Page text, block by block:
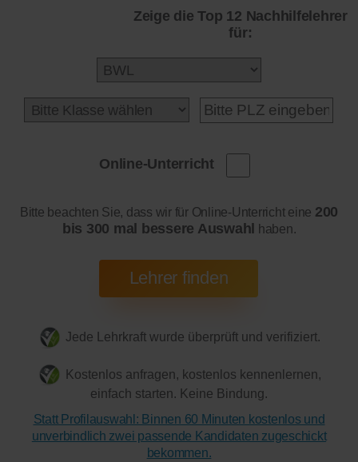
Zeige die Top 12 Nachhilfelehrer
für:
Online-Unterricht
Bitte beachten Sie, dass wir für Online-Unterricht eine 200
bis 300 mal bessere Auswahl haben.
Jede Lehrkraft wurde überprüft und verifiziert.
Kostenlos anfragen, kostenlos kennenlernen,
einfach starten. Keine Bindung.
Statt Profilauswahl: Binnen 60 Minuten kostenlos und
unverbindlich zwei passende Kandidaten zugeschickt
bekommen.